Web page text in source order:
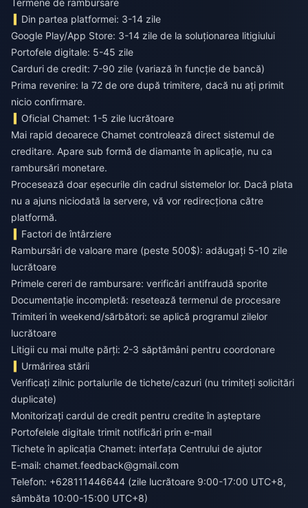
Termene de rambursare
Din partea platformei: 3-14 zile
Google Play/App Store: 3-14 zile de la soluționarea litigiului
Portofele digitale: 5-45 zile
Carduri de credit: 7-90 zile (variază în funcție de bancă)
Prima revenire: la 72 de ore după trimitere, dacă nu ați primit
nicio confirmare.
Oficial Chamet: 1-5 zile lucrătoare
Mai rapid deoarece Chamet controlează direct sistemul de
creditare. Apare sub formă de diamante în aplicație, nu ca
rambursări monetare.
Procesează doar eșecurile din cadrul sistemelor lor. Dacă plata
nu a ajuns niciodată la servere, vă vor redirecționa către
platformă.
Factori de întârziere
Rambursări de valoare mare (peste 500$): adăugați 5-10 zile
lucrătoare
Primele cereri de rambursare: verificări antifraudă sporite
Documentație incompletă: resetează termenul de procesare
Trimiteri în weekend/sărbători: se aplică programul zilelor
lucrătoare
Litigii cu mai multe părți: 2-3 săptămâni pentru coordonare
Urmărirea stării
Verificați zilnic portalurile de tichete/cazuri (nu trimiteți solicitări
duplicate)
Monitorizați cardul de credit pentru credite în așteptare
Portofelele digitale trimit notificări prin e-mail
Tichete în aplicația Chamet: interfața Centrului de ajutor
E-mail: chamet.feedback@gmail.com
Telefon: +628111446644 (zile lucrătoare 9:00-17:00 UTC+8,
sâmbăta 10:00-15:00 UTC+8)